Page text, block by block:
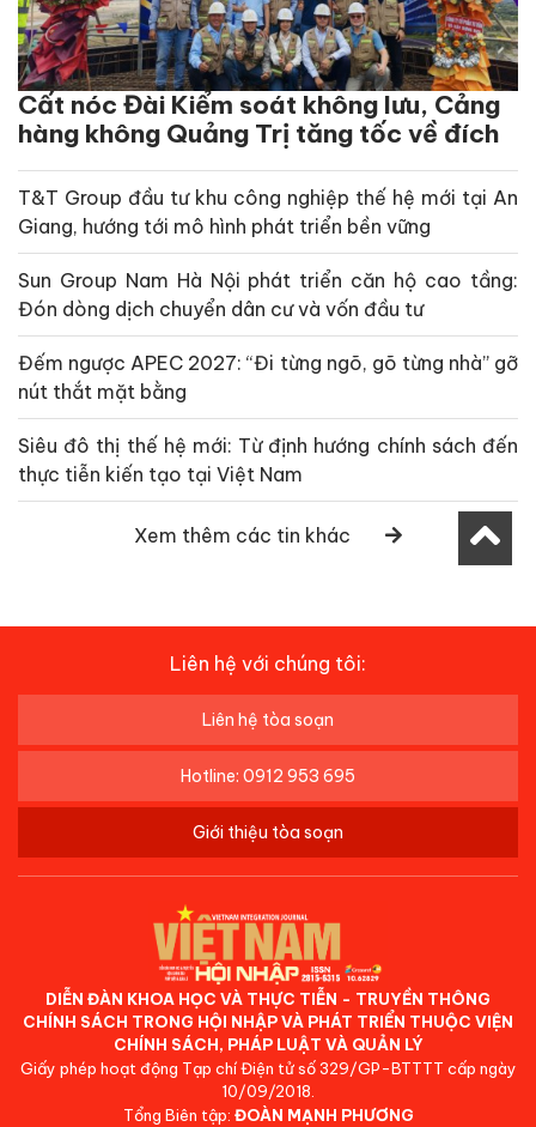
Cất nóc Đài Kiểm soát không lưu, Cảng
hàng không Quảng Trị tăng tốc về đích
T&T Group đầu tư khu công nghiệp thế hệ mới tại An
Giang, hướng tới mô hình phát triển bền vững
Sun Group Nam Hà Nội phát triển căn hộ cao tầng:
Đón dòng dịch chuyển dân cư và vốn đầu tư
Đếm ngược APEC 2027: “Đi từng ngõ, gõ từng nhà” gỡ
nút thắt mặt bằng
Siêu đô thị thế hệ mới: Từ định hướng chính sách đến
thực tiễn kiến tạo tại Việt Nam
Xem thêm các tin khác
Liên hệ với chúng tôi:
Liên hệ tòa soạn
Hotline: 0912 953 695
Giới thiệu tòa soạn
DIỄN ĐÀN KHOA HỌC VÀ THỰC TIỄN - TRUYỀN THÔNG
CHÍNH SÁCH TRONG HỘI NHẬP VÀ PHÁT TRIỂN THUỘC VIỆN
CHÍNH SÁCH, PHÁP LUẬT VÀ QUẢN LÝ
Giấy phép hoạt động Tạp chí Điện tử số 329/GP-BTTTT cấp ngày
10/09/2018.
Tổng Biên tập: ĐOÀN MẠNH PHƯƠNG